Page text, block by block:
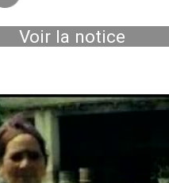
Voir la notice